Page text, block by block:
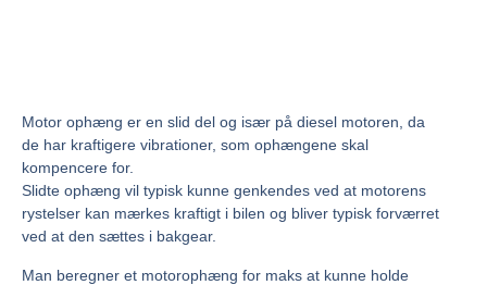
Motor ophæng er en slid del og især på diesel motoren, da
de har kraftigere vibrationer, som ophængene skal
kompencere for.
Slidte ophæng vil typisk kunne genkendes ved at motorens
rystelser kan mærkes kraftigt i bilen og bliver typisk forværret
ved at den sættes i bakgear.
Man beregner et motorophæng for maks at kunne holde